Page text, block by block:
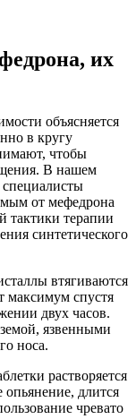
их
объясняется
в кругу
чтобы
В нашем
от мефедрона
тактики терапии
синтетического
втягиваются
максимум спустя
двух часов.
язвенными
носа.
растворяется
опьянение, длится
чревато